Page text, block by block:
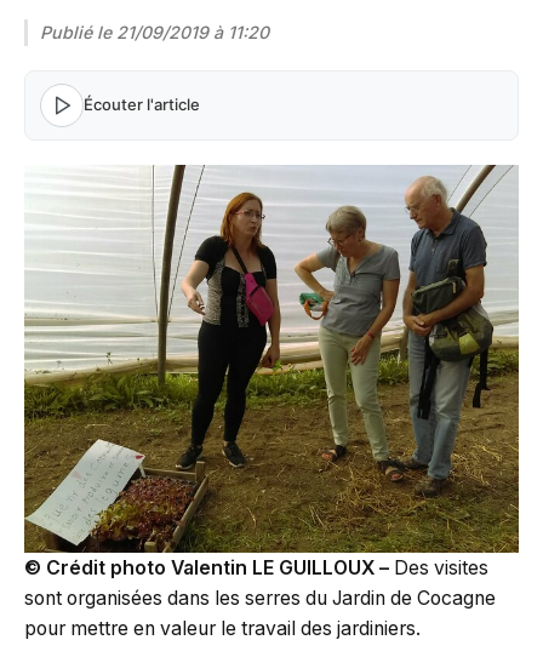
Publié le 21/09/2019 à 11:20
Écouter l'article
© Crédit photo Valentin LE GUILLOUX – Des visites
sont organisées dans les serres du Jardin de Cocagne
pour mettre en valeur le travail des jardiniers.